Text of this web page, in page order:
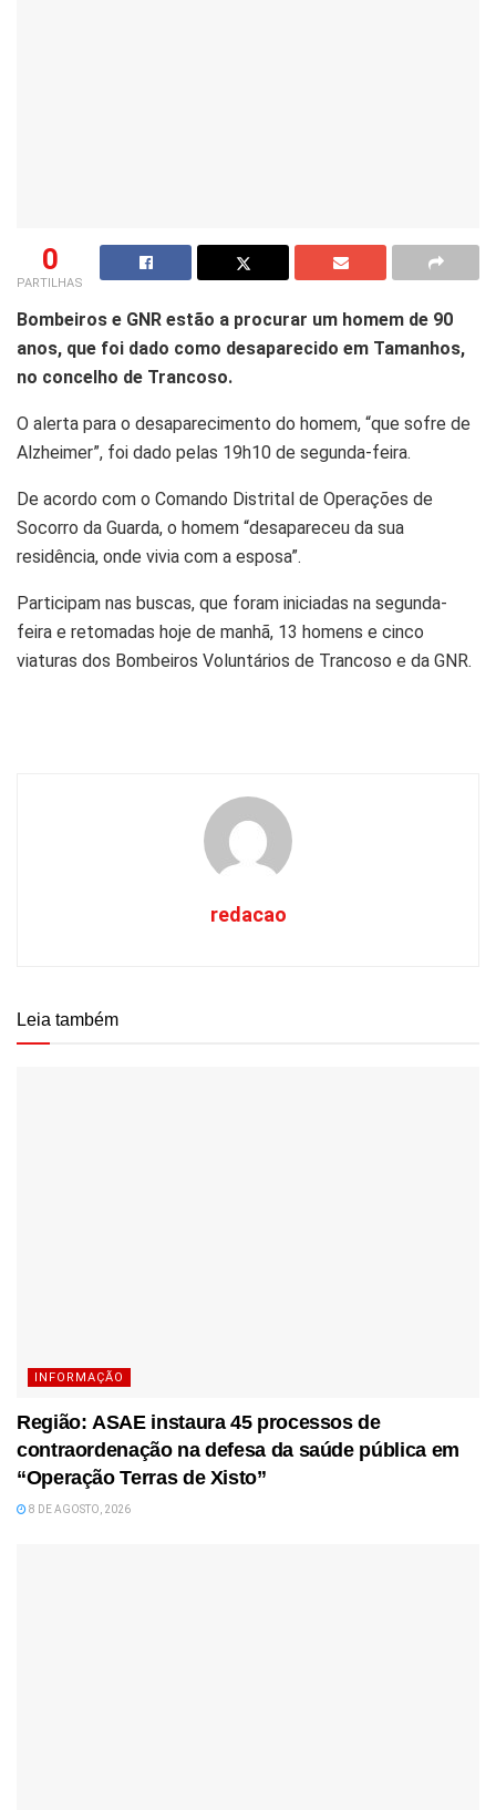
0
PARTILHAS
Bombeiros e GNR estão a procurar um homem de 90
anos, que foi dado como desaparecido em Tamanhos,
no concelho de Trancoso.
O alerta para o desaparecimento do homem, “que sofre de
Alzheimer”, foi dado pelas 19h10 de segunda-feira.
De acordo com o Comando Distrital de Operações de
Socorro da Guarda, o homem “desapareceu da sua
residência, onde vivia com a esposa”.
Participam nas buscas, que foram iniciadas na segunda-
feira e retomadas hoje de manhã, 13 homens e cinco
viaturas dos Bombeiros Voluntários de Trancoso e da GNR.
redacao
Leia também
INFORMAÇÃO
Região: ASAE instaura 45 processos de
contraordenação na defesa da saúde pública em
“Operação Terras de Xisto”
8 DE AGOSTO, 2026